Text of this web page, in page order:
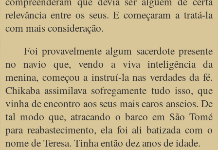
relevância entre os seus. E começaram a tratá-la
com mais consideração.
Foi provavelmente algum sacerdote presente
no navio que, vendo a viva inteligência da
menina, começou a instruí-la nas verdades da fé.
Chikaba assimilava sofregamente tudo isso, que
vinha de encontro aos seus mais caros anseios. De
tal modo que, atracando o barco em São Tomé
para reabastecimento, ela foi ali batizada com o
nome de Teresa. Tinha então dez anos de idade.